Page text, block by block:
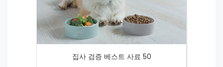
집사 검증 베스트 사료 50